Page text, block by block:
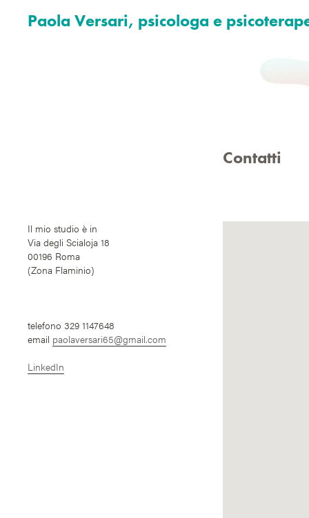
Paola Versari, psicologa e
Contatti
Il mio studio è in
Via degli Scialoja 18
00196 Roma
(Zona Flaminio)
telefono 329 1147648
email paolaversari65@gmail.com
LinkedIn